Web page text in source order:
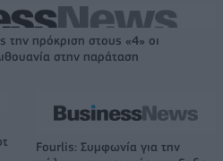
την πρόκριση στους «4» οι
στην παράταση
Fourlis: Συμφωνία για την